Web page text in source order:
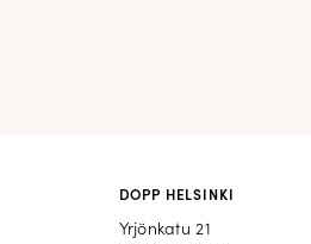
DOPP HELSINKI
Yrjönkatu 21